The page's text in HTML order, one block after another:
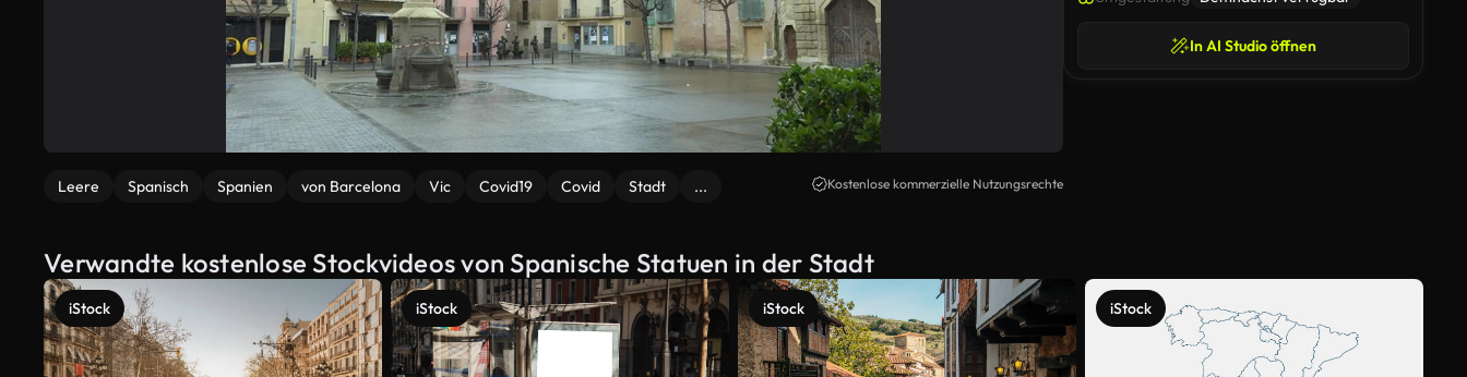
Leere Spanisch Spanien von Barcelona Vic Covid19 Covid Stadt ... Kostenlose kommerzielle Nutzungsrechte
In AI Studio öffnen
Verwandte kostenlose Stockvideos von Spanische Statuen in der Stadt
iStock iStock iStock iStock